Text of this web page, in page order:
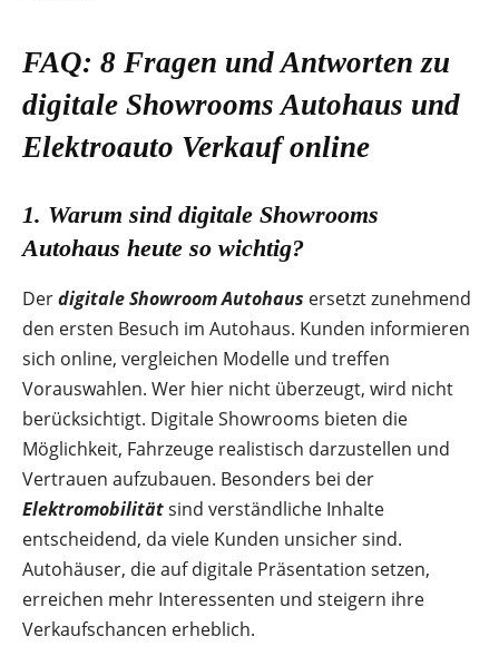
FAQ: 8 Fragen und Antworten zu
digitale Showrooms Autohaus und
Elektroauto Verkauf online
1. Warum sind digitale Showrooms
Autohaus heute so wichtig?
Derdigitale Showroom Autohaus ersetzt zunehmend
den ersten Besuch im Autohaus. Kunden informieren
sich online, vergleichen Modelle und treffen
Vorauswahlen. Wer hier nicht überzeugt, wird nicht
berücksichtigt. Digitale Showrooms bieten die
Möglichkeit, Fahrzeuge realistisch darzustellen und
Vertrauen aufzubauen. Besonders bei der
Elektromobilitätsind verständliche Inhalte
entscheidend, da viele Kunden unsicher sind.
Autohäuser, die auf digitale Präsentation setzen,
erreichen mehr Interessenten und steigern ihre
Verkaufschancen erheblich.